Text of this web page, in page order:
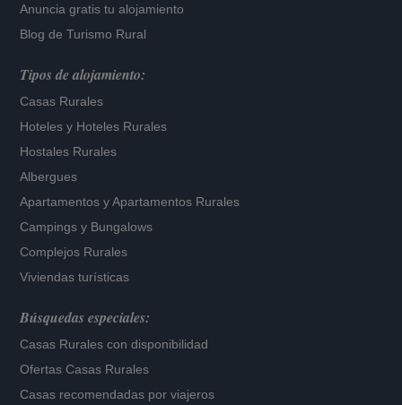
Anuncia gratis tu alojamiento
Blog de Turismo Rural
Tipos de alojamiento:
Casas Rurales
Hoteles y Hoteles Rurales
Hostales Rurales
Albergues
Apartamentos yApartamentos Rurales
Campings y Bungalows
Complejos Rurales
Viviendas turísticas
Búsquedas especiales:
Casas Rurales con disponibilidad
Ofertas Casas Rurales
Casas recomendadas por viajeros